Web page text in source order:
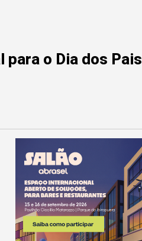
o Dia dos Pais